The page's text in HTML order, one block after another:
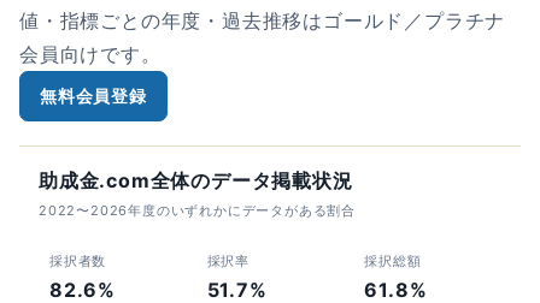
値・指標ごとの年度・過去推移はゴールド／プラチナ
会員向けです。
無料会員登録
助成金.com全体のデータ掲載状況
2022〜2026年度のいずれかにデータがある割合
採択者数
82.6%
採択率
51.7%
採択総額
61.8%